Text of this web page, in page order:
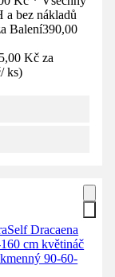
a bez nákladů
Balení390,00
Kč za
/ ks)
Dracaena
cm květináč
90-60-